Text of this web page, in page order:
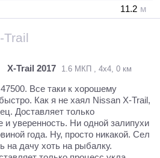
11.2 м
Trail
X-Trail 2017 1.6 МКП , 4х4, 0 км
Все таки к хорошему
Как я не хаял Nissan X-Trail,
Доставляет только
и уверенность. Ни одной залипухи
года. Ну, просто никакой. Сел
на дачу хоть на рыбалку.